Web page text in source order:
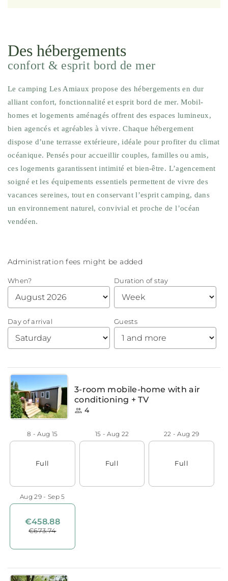
Des hébergements
confort & esprit bord de mer
Le camping Les Amiaux propose des hébergements en dur
alliant confort, fonctionnalité et esprit bord de mer. Mobil-
homes et logements aménagés offrent des espaces lumineux,
bien agencés et agréables à vivre. Chaque hébergement
dispose d’une terrasse extérieure, idéale pour profiter du climat
océanique. Pensés pour accueillir couples, familles ou amis,
ces logements garantissent intimité et bien-être. L’agencement
soigné et les équipements essentiels permettent de vivre des
vacances sereines, tout en conservant l’esprit camping, dans
un environnement naturel, convivial et proche de l’océan
vendéen.